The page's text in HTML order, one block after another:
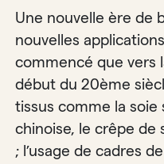
Une nouvelle ère de
nouvelles
commencé que vers
début du 20ème
tissus comme la soie
chinoise, le crêpe de
; l’usage de cadres